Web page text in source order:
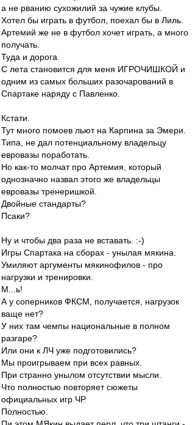
а не рванию сухожилий за чужие клубы.
Хотел бы играть в футбол, поехал бы в Лиль.
Артемий же не в футбол хочет играть, а много
получать.
Туда и дорога.
С лета становится для меня ИГРОЧИШКОЙ и
одним из самых больших разочарований в
Спартаке наряду с Павленко.
Кстати.
Тут много помоев льют на Карпина за Эмери.
Типа, не дал потенциальному владельцу
евровазы поработать.
Но как-то молчат про Артемия, который
однозначно назвал этого же владельцы
евровазы тренеришкой.
Двойные стандарты?
Псаки?
Ну и чтобы два раза не вставать. :-)
Игры Спартака на сборах - унылая мякина.
Умиляют аргументы мякинофилов - про
нагрузки и тренировки.
М...ь!
А у соперников ФКСМ, получается, нагрузок
ваще нет?
У них там чемпы национальные в полном
разгаре?
Или они к ЛЧ уже подготовились?
Мы проигрываем при всех равных.
При странно унылом отсутствии мысли.
Что полностью повторяет сюжеты
официальных игр ЧР.
Полностью.